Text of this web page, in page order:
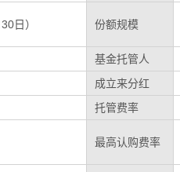
日） 份额规模
基金托管人
成立来分红
托管费率
最高认购费率